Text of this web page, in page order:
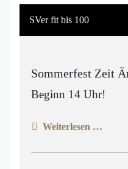
SVer fit bis 100
Sommerfest Zeit
Beginn 14 Uhr!
Weiterlesen …